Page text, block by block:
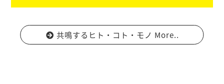
共鳴するヒト・コト・モノ More..